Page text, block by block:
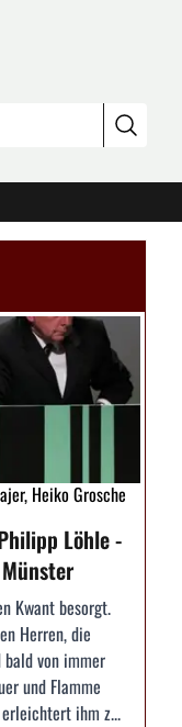
Heiko Grosche
Löhle -
Münster
Kwant besorgt.
Herren, die
von immer
und Flamme
ihm z...